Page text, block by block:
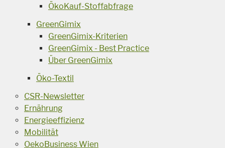
ÖkoKauf-Stoffabfrage
GreenGimix
GreenGimix-Kriterien
GreenGimix - Best Practice
Über GreenGimix
Öko-Textil
CSR-Newsletter
Ernährung
Energieeffizienz
Mobilität
OekoBusiness Wien